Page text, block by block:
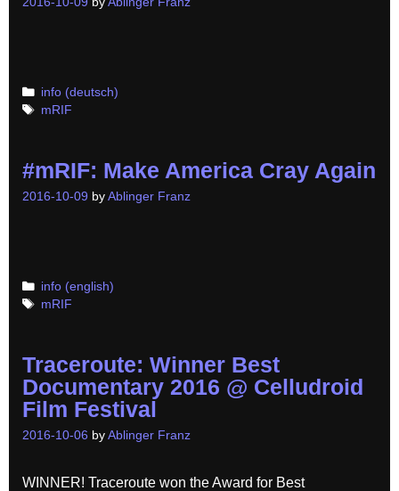
Categories
info (deutsch)
Tags
mRIF
#mRIF: Make America Cray Again
2016-10-09 by Ablinger Franz
Categories
info (english)
Tags
mRIF
Traceroute: Winner Best
Documentary 2016 @ Celludroid
Film Festival
2016-10-06 by Ablinger Franz
WINNER! Traceroute won the Award for Best